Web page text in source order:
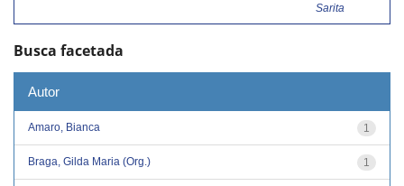
Sarita
Busca facetada
Autor
1
Amaro, Bianca
1
Braga, Gilda Maria (Org.)